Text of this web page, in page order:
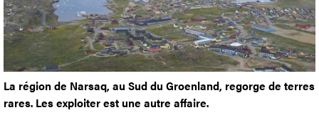
La région de Narsaq, au Sud du Groenland, regorge de terres
rares. Les exploiter est une autre affaire.